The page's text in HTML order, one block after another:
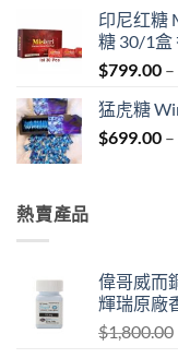
印尼红糖
糖 30/1盒
$799.00 –
猛虎糖
$699.00 –
熱賣產品
偉哥威而
輝瑞原廠
$1,800.00